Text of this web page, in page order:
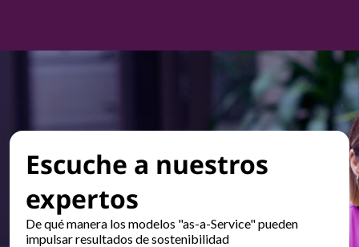
Escuche a nuestros
expertos
De qué manera los modelos "as-a-Service" pueden
impulsar resultados de sostenibilidad